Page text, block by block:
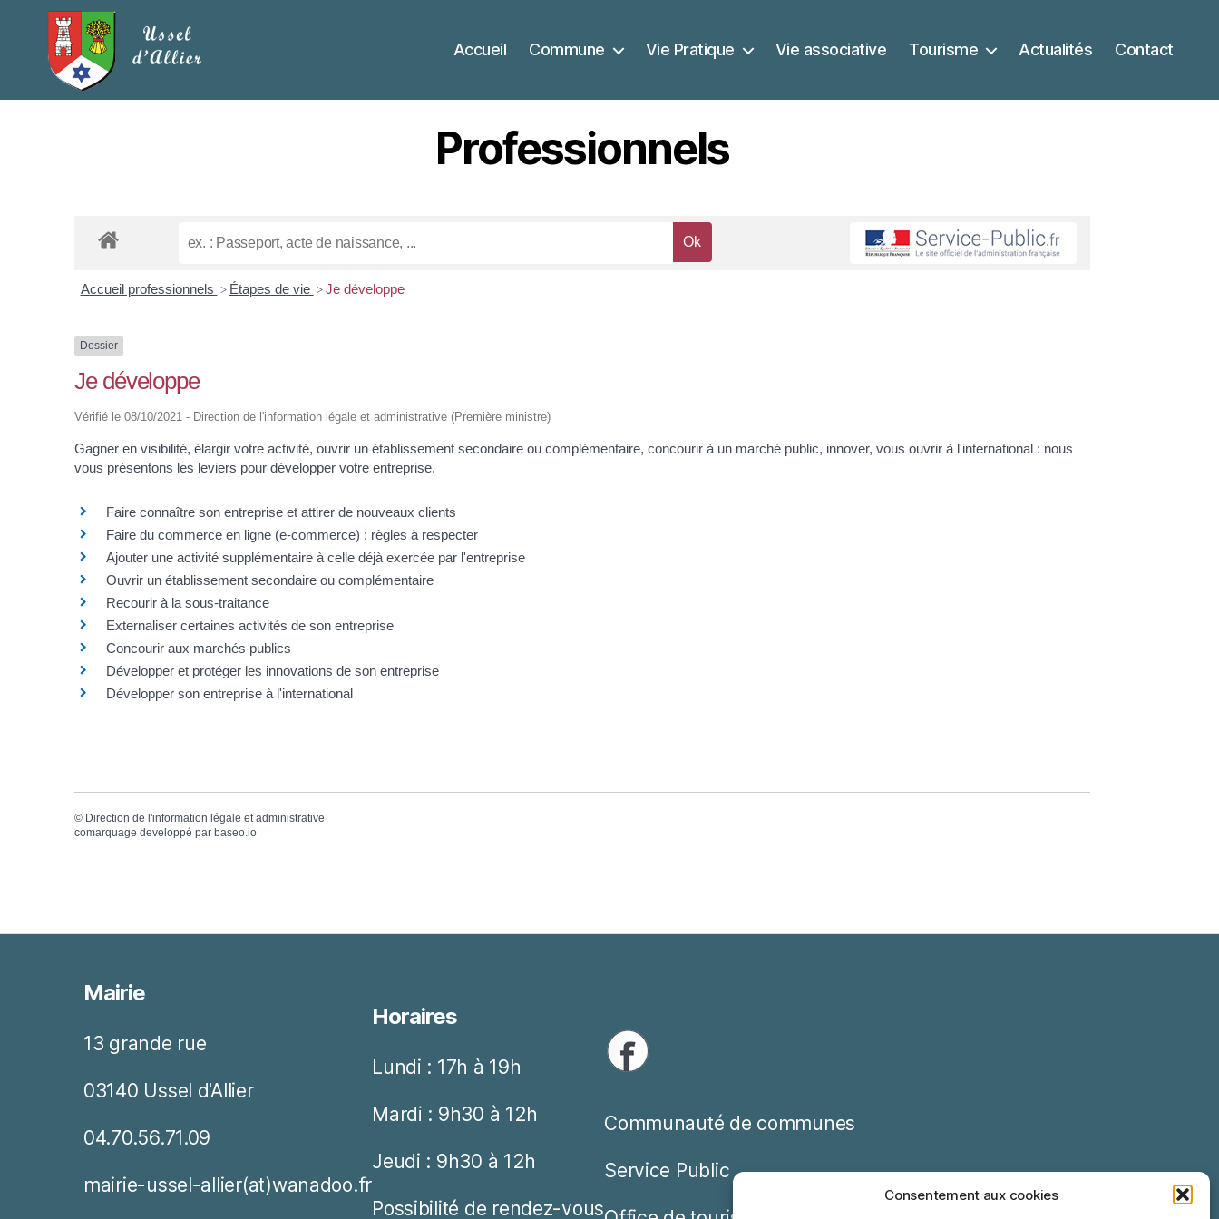
Consentement aux cookies
Accueil Commune Vie Pratique Vie associative Tourisme Actualités Contact
Professionnels
Accueil professionnels > Étapes de vie > Je développe
Dossier
Je développe
Vérifié le 08/10/2021 - Direction de l'information légale et administrative (Première ministre)
Gagner en visibilité, élargir votre activité, ouvrir un établissement secondaire ou complémentaire, concourir à un marché public, innover, vous ouvrir à l'international : nous
vous présentons les leviers pour développer votre entreprise.
Faire connaître son entreprise et attirer de nouveaux clients
Faire du commerce en ligne (e-commerce) : règles à respecter
Ajouter une activité supplémentaire à celle déjà exercée par l'entreprise
Ouvrir un établissement secondaire ou complémentaire
Recourir à la sous-traitance
Externaliser certaines activités de son entreprise
Concourir aux marchés publics
Développer et protéger les innovations de son entreprise
Développer son entreprise à l'international
© Direction de l'information légale et administrative
comarquage developpé par baseo.io
Mairie
13 grande rue
03140 Ussel d'Allier
04.70.56.71.09
mairie-ussel-allier(at)wanadoo.fr
Horaires
Lundi : 17h à 19h
Mardi : 9h30 à 12h
Jeudi : 9h30 à 12h
Possibilité de rendez-vous
Communauté de communes
Service Public